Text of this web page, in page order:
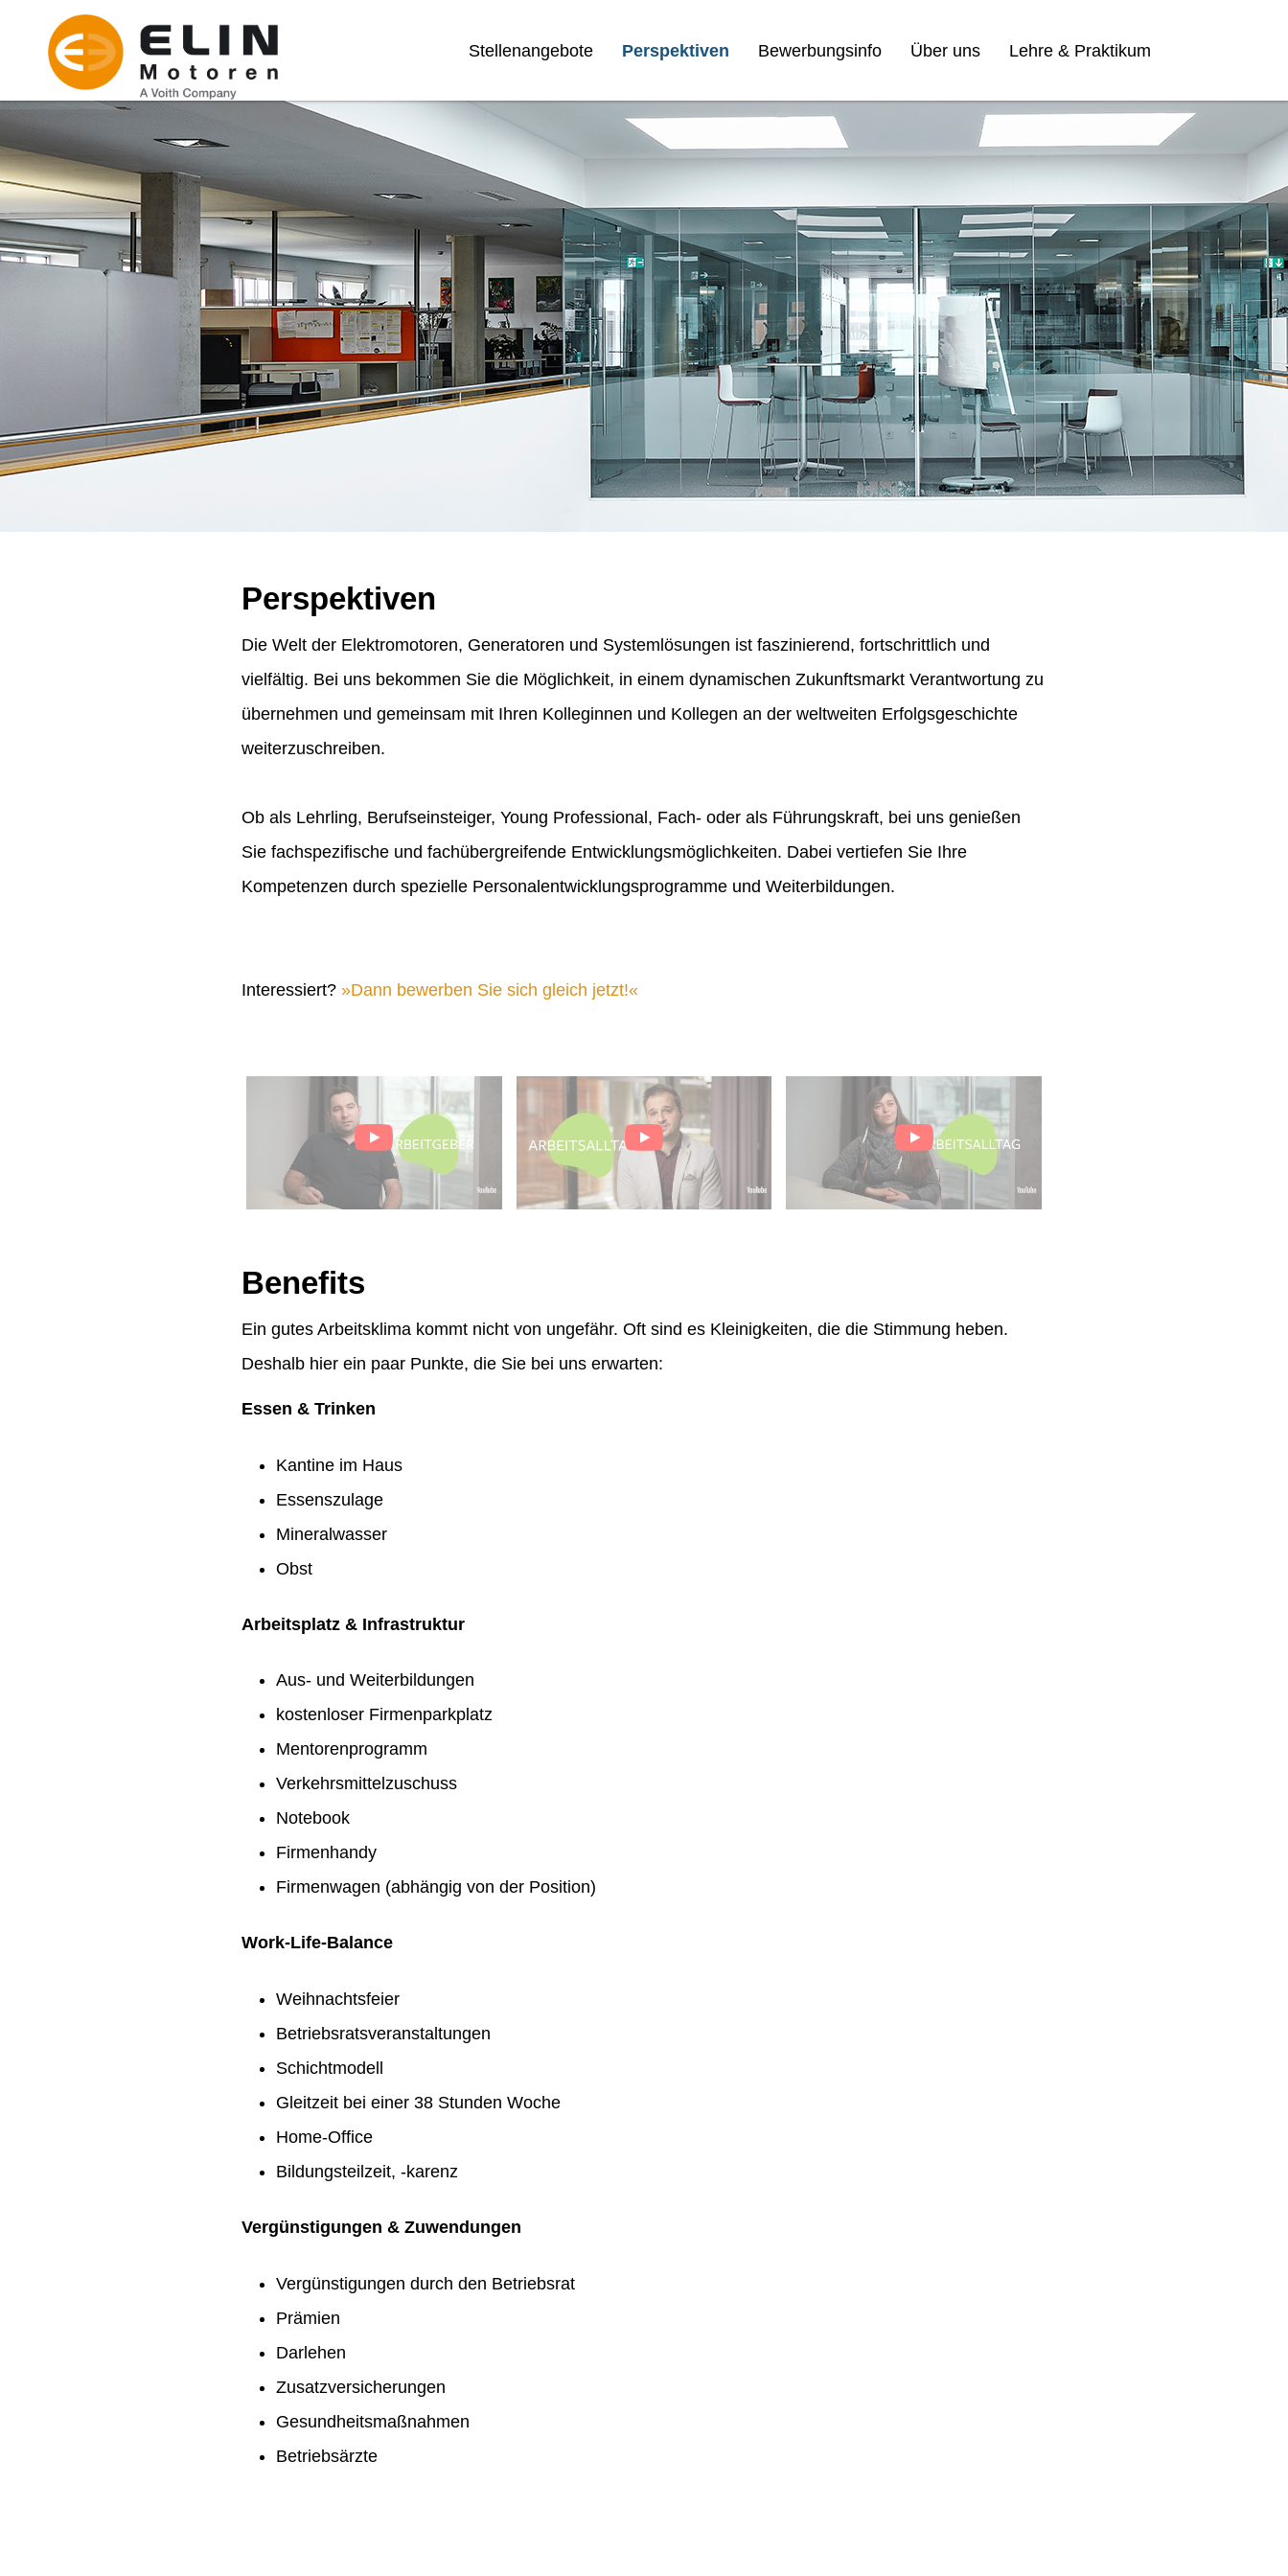
Stellenangebote Perspektiven Bewerbungsinfo Über uns Lehre & Praktikum
Perspektiven
Die Welt der Elektromotoren, Generatoren und Systemlösungen ist faszinierend, fortschrittlich und
vielfältig. Bei uns bekommen Sie die Möglichkeit, in einem dynamischen Zukunftsmarkt Verantwortung zu
übernehmen und gemeinsam mit Ihren Kolleginnen und Kollegen an der weltweiten Erfolgsgeschichte
weiterzuschreiben.
Ob als Lehrling, Berufseinsteiger, Young Professional, Fach- oder als Führungskraft, bei uns genießen
Sie fachspezifische und fachübergreifende Entwicklungsmöglichkeiten. Dabei vertiefen Sie Ihre
Kompetenzen durch spezielle Personalentwicklungsprogramme und Weiterbildungen.
Interessiert? Dann bewerben Sie sich gleich jetzt!
Benefits
Ein gutes Arbeitsklima kommt nicht von ungefähr. Oft sind es Kleinigkeiten, die die Stimmung heben.
Deshalb hier ein paar Punkte, die Sie bei uns erwarten:
Essen & Trinken
Kantine im Haus
Essenszulage
Mineralwasser
Obst
Arbeitsplatz & Infrastruktur
Aus- und Weiterbildungen
kostenloser Firmenparkplatz
Mentorenprogramm
Verkehrsmittelzuschuss
Notebook
Firmenhandy
Firmenwagen (abhängig von der Position)
Work-Life-Balance
Weihnachtsfeier
Betriebsratsveranstaltungen
Schichtmodell
Gleitzeit bei einer 38 Stunden Woche
Home-Office
Bildungsteilzeit, -karenz
Vergünstigungen & Zuwendungen
Vergünstigungen durch den Betriebsrat
Prämien
Darlehen
Zusatzversicherungen
Gesundheitsmaßnahmen
Betriebsärzte